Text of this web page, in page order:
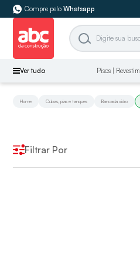
Compre pelo Whatsapp
Ver tudo Pisos |
Home Cubas, pias e tanques Bancada vidro
Filtrar Por